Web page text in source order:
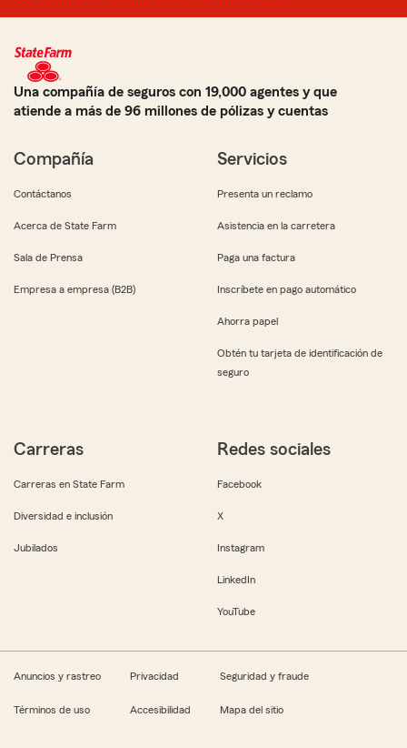
Una compañía de seguros con 19,000 agentes y que
atiende a más de 96 millones de pólizas y cuentas
Compañía
Contáctanos
Acerca de State Farm
Sala de Prensa
Empresa a empresa (B2B)
Servicios
Presenta un reclamo
Asistencia en la carretera
Paga una factura
Inscríbete en pago automático
Ahorra papel
Obtén tu tarjeta de identificación de
seguro
Carreras
Carreras en State Farm
Diversidad e inclusión
Jubilados
Redes sociales
Facebook
X
Instagram
LinkedIn
YouTube
Anuncios y rastreo Privacidad Seguridad y fraude
Términos de uso Accesibilidad Mapa del sitio